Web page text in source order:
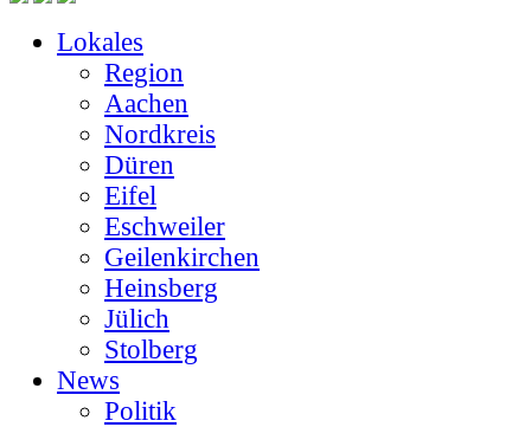
Lokales
Region
Aachen
Nordkreis
Düren
Eifel
Eschweiler
Geilenkirchen
Heinsberg
Jülich
Stolberg
News
Politik